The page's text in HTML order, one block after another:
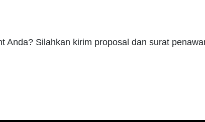
Silahkan kirim proposal dan surat